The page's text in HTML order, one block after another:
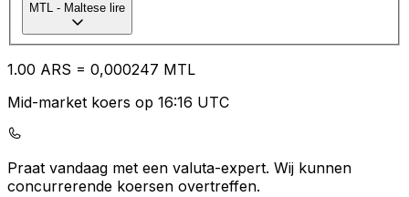
MTL - Maltese lire
1.00 ARS = 0,000247 MTL
Mid-market koers op 16:16 UTC
Praat vandaag met een valuta-expert. Wij kunnen
concurrerende koersen overtreffen.